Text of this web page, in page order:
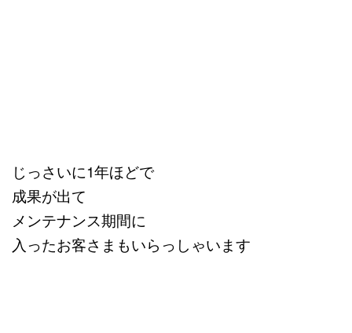
じっさいに1年ほどで
成果が出て
メンテナンス期間に
入ったお客さまもいらっしゃいます